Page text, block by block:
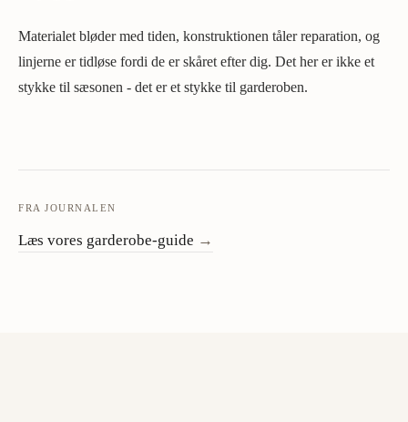
Materialet bløder med tiden, konstruktionen tåler reparation, og
linjerne er tidløse fordi de er skåret efter dig. Det her er ikke et
stykke til sæsonen - det er et stykke til garderoben.
FRA JOURNALEN
Læs vores garderobe-guide →